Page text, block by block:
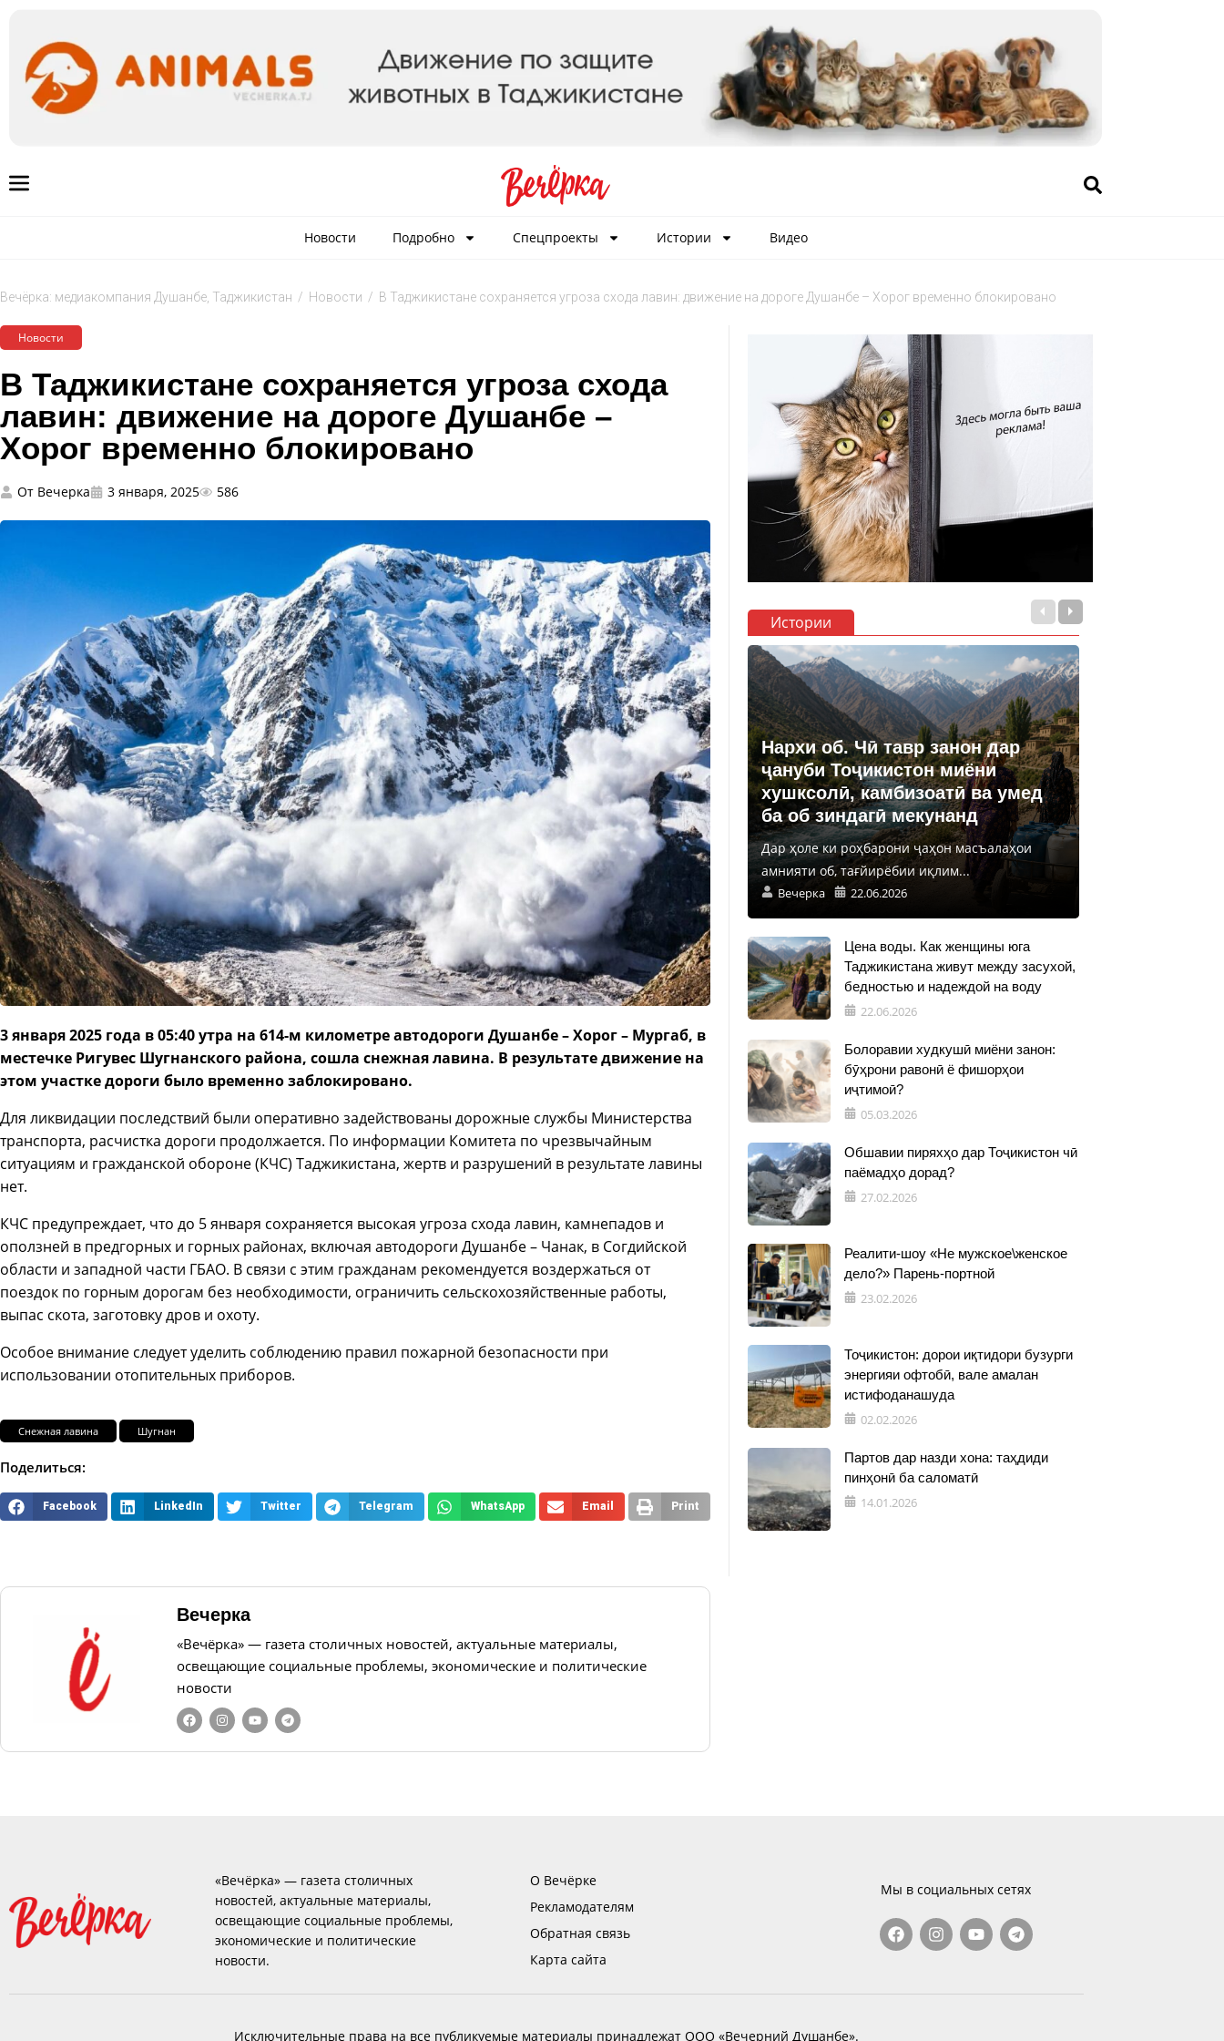
Новости Подробно Спецпроекты Истории Видео
Вечёрка: медиакомпания Душанбе, Таджикистан / Новости / В Таджикистане сохраняется угроза схода лавин: движение на дороге Душанбе – Хорог временно блокировано
Новости
В Таджикистане сохраняется угроза схода
лавин: движение на дороге Душанбе –
Хорог временно блокировано
От Вечерка 3 января, 2025 586
3 января 2025 года в 05:40 утра на 614-м километре автодороги Душанбе – Хорог – Мургаб, в
местечке Ригувес Шугнанского района, сошла снежная лавина. В результате движение на
этом участке дороги было временно заблокировано.
Для ликвидации последствий были оперативно задействованы дорожные службы Министерства
транспорта, расчистка дороги продолжается. По информации Комитета по чрезвычайным
ситуациям и гражданской обороне (КЧС) Таджикистана, жертв и разрушений в результате лавины
нет.
КЧС предупреждает, что до 5 января сохраняется высокая угроза схода лавин, камнепадов и
оползней в предгорных и горных районах, включая автодороги Душанбе – Чанак, в Согдийской
области и западной части ГБАО. В связи с этим гражданам рекомендуется воздержаться от
поездок по горным дорогам без необходимости, ограничить сельскохозяйственные работы,
выпас скота, заготовку дров и охоту.
Особое внимание следует уделить соблюдению правил пожарной безопасности при
использовании отопительных приборов.
Снежная лавина Шугнан
Поделиться:
Facebook LinkedIn Twitter Telegram WhatsApp Email Print
Вечерка
«Вечёрка» — газета столичных новостей, актуальные материалы,
освещающие социальные проблемы, экономические и политические
новости
Истории
Нархи об. Чӣ тавр занон дар
ҷануби Тоҷикистон миёни
хушксолӣ, камбизоатӣ ва умед
ба об зиндагӣ мекунанд
Дар ҳоле ки роҳбарони ҷаҳон масъалаҳои
амнияти об, тағйирёбии иқлим...
Вечерка 22.06.2026
Цена воды. Как женщины юга
Таджикистана живут между засухой,
бедностью и надеждой на воду
22.06.2026
Болоравии худкушӣ миёни занон:
бӯҳрони равонӣ ё фишорҳои
иҷтимоӣ?
05.03.2026
Обшавии пиряхҳо дар Тоҷикистон чӣ
паёмадҳо дорад?
27.02.2026
Реалити-шоу «Не мужское\женское
дело?» Парень-портной
23.02.2026
Тоҷикистон: дорои иқтидори бузурги
энергияи офтобӣ, вале амалан
истифоданашуда
02.02.2026
Партов дар назди хона: таҳдиди
пинҳонӣ ба саломатӣ
14.01.2026
«Вечёрка» — газета столичных
новостей, актуальные материалы,
освещающие социальные проблемы,
экономические и политические
новости.
О Вечёрке
Рекламодателям
Обратная связь
Карта сайта
Мы в социальных сетях
Исключительные права на все публикуемые материалы принадлежат ООО «Вечерний Душанбе».